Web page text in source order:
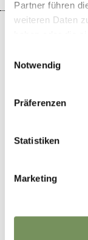
Partner führen
weiteren Daten
Notwendig
Präferenzen
Statistiken
Marketing
+